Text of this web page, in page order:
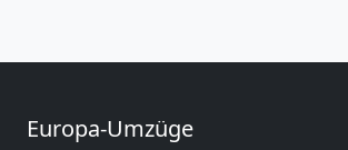
Europa-Umzüge